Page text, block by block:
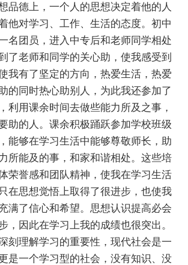
品德上，一个人的思想决定着他的人
他对学习、工作、生活的态度。初中
名团员，进入中专后和老师同学相处
了老师和同学的关心助，使我感受到
我有了坚定的方向，热爱生活，热爱
的同时热心助别人，为此我还参加了
利用课余时间去做些能力所及之事，
助的人。课余积极踊跃参加学校班级
能够在学习生活中能够尊敬师长，助
所能及的事，和家和谐相处。这些培
荣誉感和团队精神，使我在学习生活
在思想觉悟上取得了很进步，也使我
满了信心和希望。思想认识提高必会
，因此在学习上我的成绩也很突出。
刻理解学习的重要性，现代社会是一
是一个学习型的社会，没有知识、没